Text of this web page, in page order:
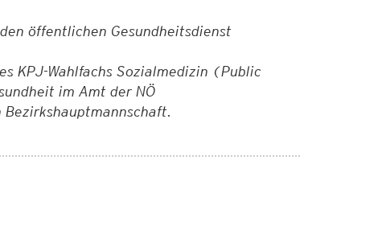
öffentlichen Gesundheitsdienst
KPJ-Wahlfachs Sozialmedizin (Public
im Amt der NÖ